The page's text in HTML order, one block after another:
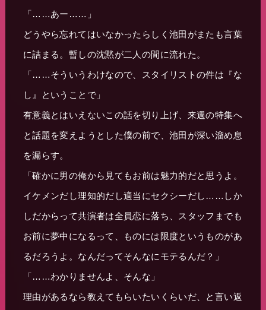
「……あー……」
どうやら忘れてはいなかったらしく池田がまたも言葉
に詰まる。暫しの沈黙が二人の間に流れた。
「……そういうわけなので、スタイリストの件は『な
し』ということで」
有意義とはいえないこの話を切り上げ、来週の特集へ
と話題を変えようとした僕の前で、池田が深い溜め息
を漏らす。
「確かに男の俺から見てもお前は魅力的だと思うよ。
イケメンだし理知的だし適当にセクシーだし……しか
しだからって共演者は全員恋に落ち、スタッフまでも
お前に夢中になるって、ものには限度というものがあ
るだろうよ。なんだってそんなにモテるんだ？」
「……わかりませんよ、そんな」
理由があるなら教えてもらいたいくらいだ、と言い返